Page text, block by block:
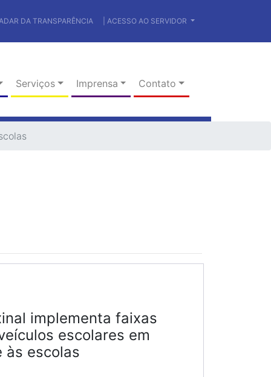
DA TRANSPARÊNCIA | ACESSO AO SERVIDOR
Serviços Imprensa Contato
implementa faixas
escolares em
às escolas